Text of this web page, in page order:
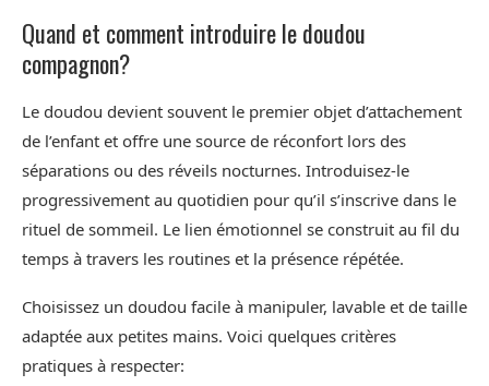
Quand et comment introduire le doudou
compagnon?
Le doudou devient souvent le premier objet d’attachement
de l’enfant et offre une source de réconfort lors des
séparations ou des réveils nocturnes. Introduisez-le
progressivement au quotidien pour qu’il s’inscrive dans le
rituel de sommeil. Le lien émotionnel se construit au fil du
temps à travers les routines et la présence répétée.
Choisissez un doudou facile à manipuler, lavable et de taille
adaptée aux petites mains. Voici quelques critères
pratiques à respecter: